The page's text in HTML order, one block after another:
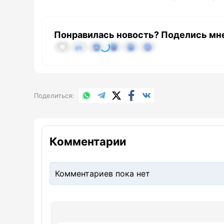
Понравилась новость? Поделись
Поделиться WhatsApp
TelegramX.comFacebook
Комментарии
Комментариев пока нет